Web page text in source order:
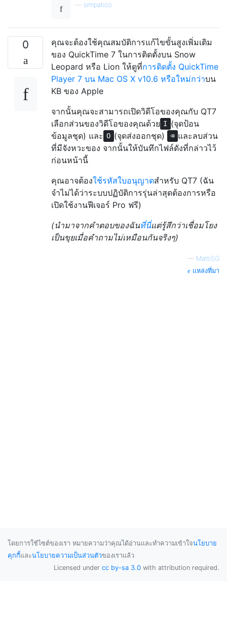
simpatico
0
คุณจะต้องใช้คุณสมบัติการแก้ไขขั้นสูงเพิ่มเติม
ของ QuickTime 7 ในการติดตั้งบน Snow
Leopard หรือ Lion ให้ดูที่การติดตั้ง QuickTime
Player 7 บน Mac OS X v10.6 หรือใหม่กว่าบน
KB ของ Apple
จากนั้นคุณจะสามารถเปิดวิดีโอของคุณกับ QT7
เลือกส่วนของวิดีโอของคุณด้วย I (จุดป้อน
ข้อมูลชุด) และ O (จุดส่งออกชุด) ⌫ และลบส่วน
ที่มีจังหวะของ จากนั้นให้บันทึกไฟล์ดังที่กล่าวไว้
ก่อนหน้านี้
คุณอาจต้องใช้รหัสใบอนุญาตสำหรับ QT7 (ฉัน
จำไม่ได้ว่าระบบปฏิบัติการรุ่นล่าสุดต้องการหรือ
เปิดใช้งานฟีเจอร์ Pro ฟรี)
(นำมาจากคำตอบของฉันที่นี่แต่รู้สึกว่าเชื่อมโยง
เป็นขุยเมื่อคำถามไม่เหมือนกันจริงๆ)
— MattiSG
แหล่งที่มา
โดยการใช้ไซต์ของเรา หมายความว่าคุณได้อ่านและทำความเข้าใจนโยบาย
คุกกี้และนโยบายความเป็นส่วนตัวของเราแล้ว
Licensed under cc by-sa 3.0 with attribution required.